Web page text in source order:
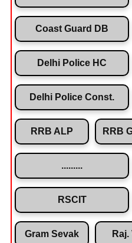
Coast Guard DB
Delhi Police HC
Delhi Police Const.
RRB ALP RRB
RSCIT
Gram Sevak Raj.